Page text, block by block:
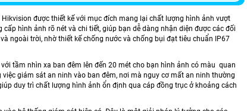
được thiết kế với mục đích mang lại chất lượng hình ảnh vượt
hình ảnh rõ nét và chi tiết, giúp bạn dễ dàng nhận diện được các đối
ngoài trời, nhờ thiết kế chống nước và chống bụi đạt tiêu chuẩn IP67
tầm nhìn xa ban đêm lên đến 20 mét cho bạn hình ảnh có màu quan
giám sát an ninh vào ban đêm, nơi mà nguy cơ mất an ninh thường
duy trì chất lượng hình ảnh ổn định qua cáp đồng trục ở khoảng cách